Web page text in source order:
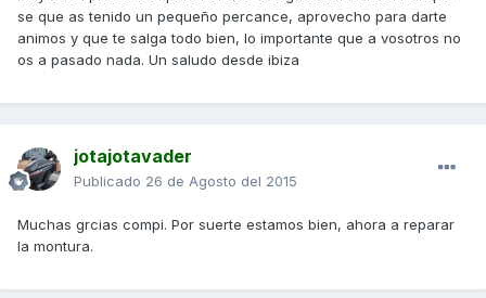
se que as tenido un pequeño percance, aprovecho para darte
animos y que te salga todo bien, lo importante que a vosotros no
os a pasado nada. Un saludo desde ibiza
jotajotavader
Publicado 26 de Agosto del 2015
Muchas grcias compi. Por suerte estamos bien, ahora a reparar
la montura.